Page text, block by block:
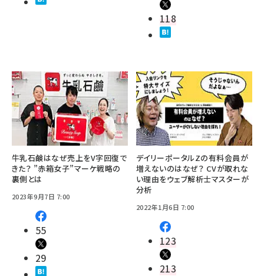
118
牛乳石鹸はなぜ売上をV字回復で
きた？ ”赤箱女子”マーケ戦略の
裏側とは
2023年9月7日 7:00
55
29
デイリーポータルZの有料会員が
増えないのはなぜ？ CVが取れな
い理由をウェブ解析士マスターが
分析
2022年1月6日 7:00
123
213